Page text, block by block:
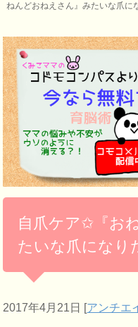
ねんどおねえさん』みたいな爪に
自爪ケア✩『お
たいな爪になり
2017年4月21日 [アンチエ